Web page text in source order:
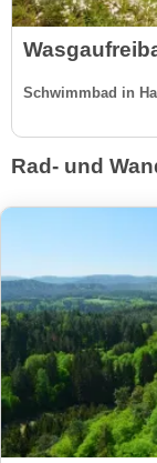
Schwimmbad in
Rad- und